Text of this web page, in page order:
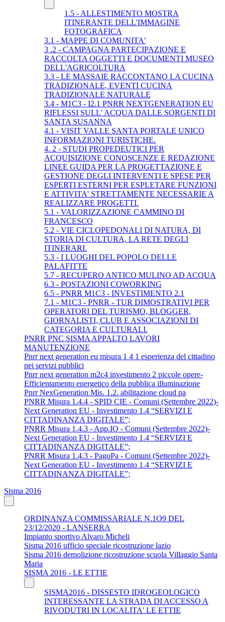
1.5 - ALLESTIMENTO MOSTRA
ITINERANTE DELL'IMMAGINE
FOTOGRAFICA
3.1 - MAPPE DI COMUNITA'
3 .2 - CAMPAGNA PARTECIPAZIONE E
RACCOLTA OGGETTI E DOCUMENTI MUSEO
DELL'AGRICOLTURA
3.3 - LE MASSAIE RACCONTANO LA CUCINA
TRADIZIONALE, EVENTI CUCINA
TRADIZIONALE NATURALE
3.4 - M1C3 - I2.1 PNRR NEXTGENERATION EU
RIFLESSI SULL' ACQUA DALLE SORGENTI DI
SANTA SUSANNA
4.1 - VISIT VALLE SANTA PORTALE UNICO
INFORMAZIONI TURISTICHE.
4. 2 - STUDI PROPEDEUTICI PER
ACQUISIZIONE CONOSCENZE E REDAZIONE
LINEE GUIDA PER LA PROGETTAZIONE E
GESTIONE DEGLI INTERVENTI E SPESE PER
ESPERTI ESTERNI PER ESPLETARE FUNZIONI
E ATTIVITA' STRETTAMENTE NECESSARIE A
REALIZZARE PROGETTI.
5.1 - VALORIZZAZIONE CAMMINO DI
FRANCESCO
5.2 - VIE CICLOPEDONALI DI NATURA, DI
STORIA DI CULTURA, LA RETE DEGLI
ITINERARI.
5.3 - I LUOGHI DEL POPOLO DELLE
PALAFITTE
5.7 - RECUPERO ANTICO MULINO AD ACQUA
6.3 - POSTAZIONI COWORKING
6.5 - PNRR M1C3 - INVESTIMENTO 2.1
7.1 - M1C3 - PNRR - TUR DIMOSTRATIVI PER
OPERATORI DEL TURISMO, BLOGGER,
GIORNALISTI, CLUB E ASSOCIAZIONI DI
CATEGORIA E CULTURALI.
PNRR PNC SISMA APPALTO LAVORI
MANUTENZIONE
Pnrr next generation eu misura 1 4 1 esperienza del cittadino
nei servizi pubblici
Pnrr next generation m2c4 investimento 2 piccole opere-
Efficientamento energetico della pubblica illuminazione
Pnrr NexGeneration Mis. 1.2. abilitazione cloud pa
PNRR Misura 1.4.4 - SPID CIE - Comuni (Settembre 2022)-
Next Generation EU - Investimento 1.4 “SERVIZI E
CITTADINANZA DIGITALE”;
PNRR Misura 1.4.3 - App.IO - Comuni (Settembre 2022)-
Next Generation EU - Investimento 1.4 “SERVIZI E
CITTADINANZA DIGITALE”;
PNRR Misura 1.4.3 - PagoPa - Comuni (Settembre 2022)-
Next Generation EU - Investimento 1.4 “SERVIZI E
CITTADINANZA DIGITALE”;
Sisma 2016
ORDINANZA COMMISSARIALE N.1O9 DEL
23/12/2020 - LANSERRA
Impianto sportivo Alvaro Micheli
Sisma 2016 ufficio speciale ricostruzione lazio
Sisma 2016 demolizione ricostruzione scuola Villaggio Santa
Maria
SISMA 2016 - LE ETTIE
SISMA2016 - DISSESTO IDROGEOLOGICO
INTERESSANTE LA STRADA DI ACCESSO A
RIVODUTRI IN LOCALITA' LE ETTIE